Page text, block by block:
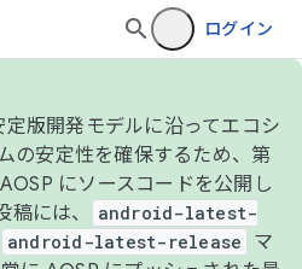
ログイン
版開発モデルに沿ってエコシ
の安定性を確保するため、第
にソースコードを公開し
稿には、
android-latest-
android-latest-release
マ